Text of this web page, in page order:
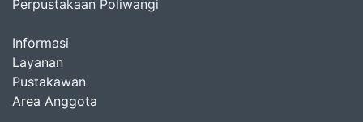
Perpustakaan Poliwangi
Informasi
Layanan
Pustakawan
Area Anggota